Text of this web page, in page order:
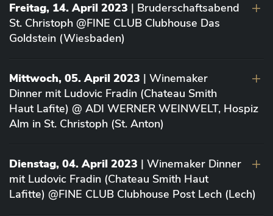
Freitag, 14. April 2023 | Bruderschaftsabend
St. Christoph @FINE CLUB Clubhouse Das
Goldstein (Wiesbaden)
Mittwoch, 05. April 2023 | Winemaker
Dinner mit Ludovic Fradin (Chateau Smith
Haut Lafite) @ ADI WERNER WEINWELT, Hospiz
Alm in St. Christoph (St. Anton)
Dienstag, 04. April 2023 | Winemaker Dinner
mit Ludovic Fradin (Chateau Smith Haut
Lafitte) @FINE CLUB Clubhouse Post Lech (Lech)